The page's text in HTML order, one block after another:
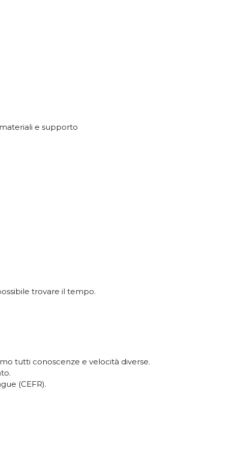
e supporto
trovare il tempo.
tutti conoscenze e velocità diverse.
(CEFR).